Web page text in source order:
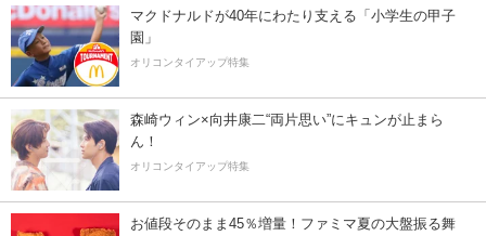
マクドナルドが40年にわたり支える「小学生の甲子
園」
オリコンタイアップ特集
森崎ウィン×向井康二“両片思い”にキュンが止まら
ん！
オリコンタイアップ特集
お値段そのまま45％増量！ファミマ夏の大盤振る舞